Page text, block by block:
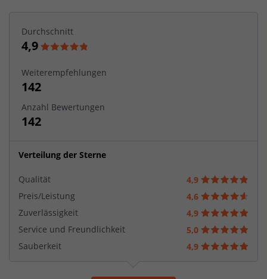
Durchschnitt
4,9
Weiterempfehlungen
142
Anzahl Bewertungen
142
Verteilung der Sterne
Qualität
4,9
Preis/Leistung
4,6
Zuverlässigkeit
4,9
Service und Freundlichkeit
5,0
Sauberkeit
4,9